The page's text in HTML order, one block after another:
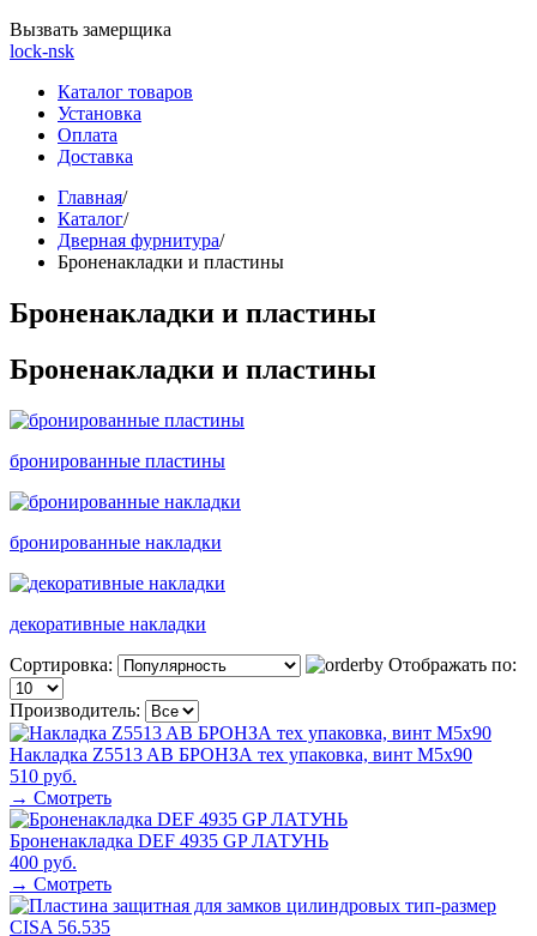
Вызвать замерщика
lock-nsk
Каталог товаров
Установка
Оплата
Доставка
Главная/
Каталог/
Дверная фурнитура/
Броненакладки и пластины
Броненакладки и пластины
Броненакладки и пластины
бронированные пластины
бронированные накладки
декоративные накладки
Сортировка:
Отображать по:
Производитель:
Накладка Z5513 AB БРОНЗА тех упаковка, винт M5x90
510 руб.
→ Смотреть
Броненакладка DEF 4935 GP ЛАТУНЬ
400 руб.
→ Смотреть